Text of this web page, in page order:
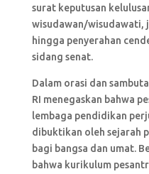
surat keputusan
wisudawan/wisudawati,
hingga penyerahan
sidang senat.
Dalam orasi dan
RI menegaskan bahwa
lembaga pendidikan
dibuktikan oleh sejarah
bagi bangsa dan umat.
bahwa kurikulum